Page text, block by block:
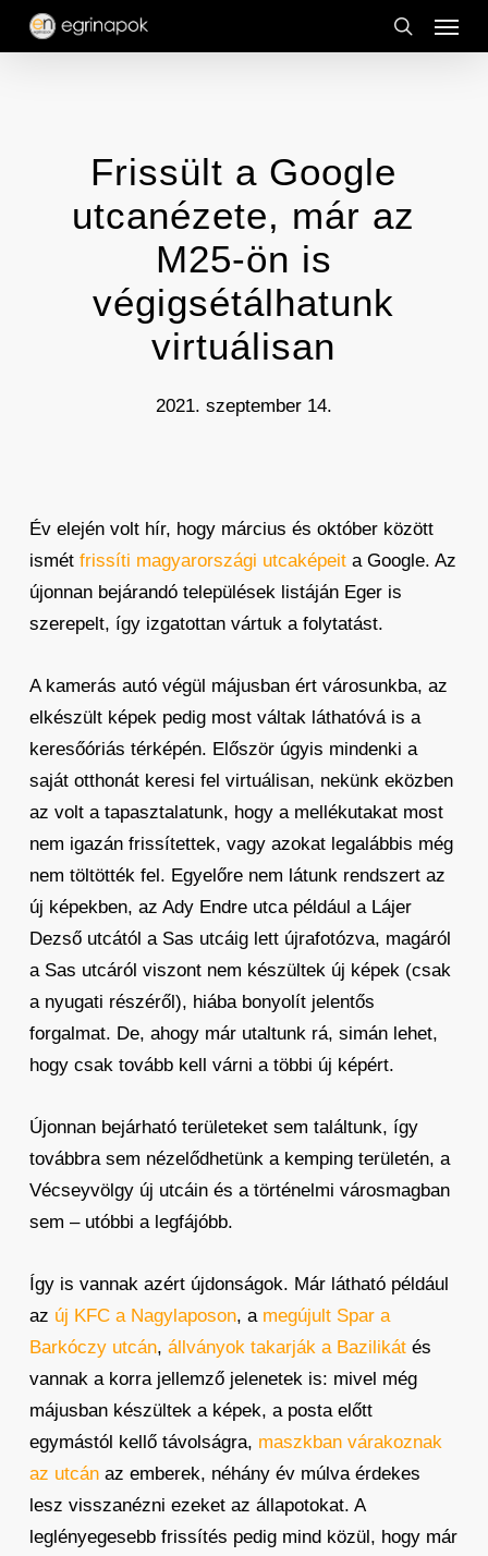
Skip
search
Menu
Frissült a Google
utcanézete, már az
M25-ön is
végigsétálhatunk
virtuálisan
2021. szeptember 14.
Év elején volt hír, hogy március és október között
ismét frissíti magyarországi utcaképeita Google. Az
újonnan bejárandó települések listáján Eger is
szerepelt, így izgatottan vártuk a folytatást.
A kamerás autó végül májusban ért városunkba, az
elkészült képek pedig most váltak láthatóvá is a
keresőóriás térképén. Először úgyis mindenki a
saját otthonát keresi fel virtuálisan, nekünk eközben
az volt a tapasztalatunk, hogy a mellékutakat most
nem igazán frissítettek, vagy azokat legalábbis még
nem töltötték fel. Egyelőre nem látunk rendszert az
új képekben, az Ady Endre utca például a Lájer
Dezső utcától a Sas utcáig lett újrafotózva, magáról
a Sas utcáról viszont nem készültek új képek (csak
a nyugati részéről), hiába bonyolít jelentős
forgalmat. De, ahogy már utaltunk rá, simán lehet,
hogy csak tovább kell várni a többi új képért.
Újonnan bejárható területeket sem találtunk, így
továbbra sem nézelődhetünk a kemping területén, a
Vécseyvölgy új utcáin és a történelmi városmagban
sem – utóbbi a legfájóbb.
Így is vannak azért újdonságok. Már látható például
az új KFC a Nagylaposon, a megújult Spar a
Barkóczy utcán, állványok takarják a Bazilikátés
vannak a korra jellemző jelenetek is: mivel még
májusban készültek a képek, a posta előtt
egymástól kellő távolságra, maszkban várakoznak
az utcánaz emberek, néhány év múlva érdekes
lesz visszanézni ezeket az állapotokat. A
leglényegesebb frissítés pedig mind közül, hogy már